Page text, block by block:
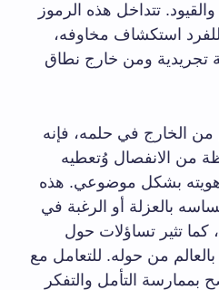
تتداخل هذه الرموز
للفرد استكشاف مخاوفه،
تجريدية ومن خارج نطاق
من الخارج في حلمه، فإنه
من الانفصال وُتعطيه
بشكل موضوعي. هذه
بالعزلة أو الرغبة في
كما تثير تساؤلات حول
من حوله. للتعامل مع
بممارسة التأمل والتفكر